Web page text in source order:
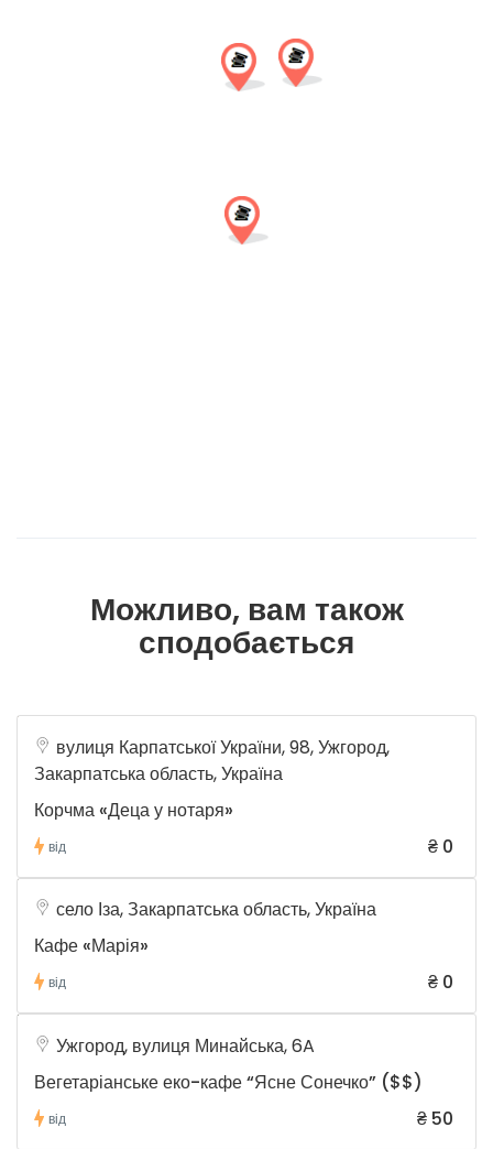
Можливо, вам також
сподобається
вулиця Карпатської України, 98, Ужгород,
Закарпатська область, Україна
Корчма «Деца у нотаря»
від ₴ 0
село Іза, Закарпатська область, Україна
Кафе «Марія»
від ₴ 0
Ужгород, вулиця Минайська, 6A
Вегетаріанське еко-кафе “Ясне Сонечко” ($$)
від ₴ 50